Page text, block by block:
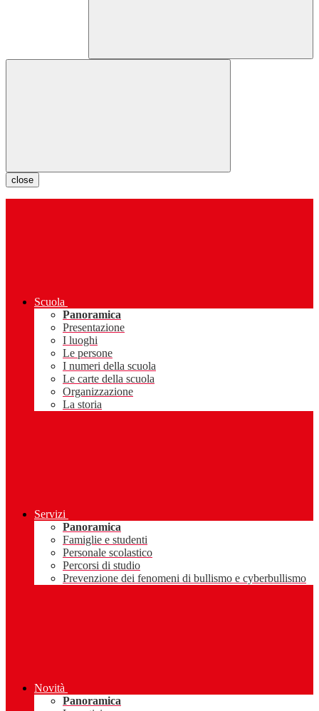
close
Scuola
Panoramica
Presentazione
I luoghi
Le persone
I numeri della scuola
Le carte della scuola
Organizzazione
La storia
Servizi
Panoramica
Famiglie e studenti
Personale scolastico
Percorsi di studio
Prevenzione dei fenomeni di bullismo e cyberbullismo
Novità
Panoramica